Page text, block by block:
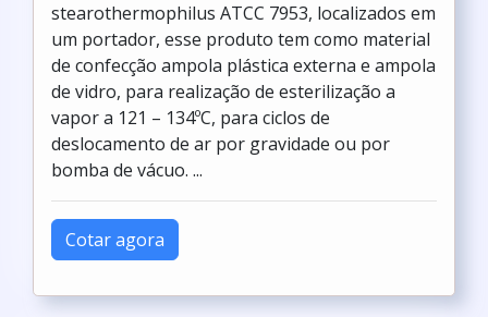
stearothermophilus ATCC 7953, localizados em
um portador, esse produto tem como material
de confecção ampola plástica externa e ampola
de vidro, para realização de esterilização a
vapor a 121 – 134ºC, para ciclos de
deslocamento de ar por gravidade ou por
bomba de vácuo. ...
Cotar agora